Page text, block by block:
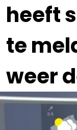
heeft
te
weer